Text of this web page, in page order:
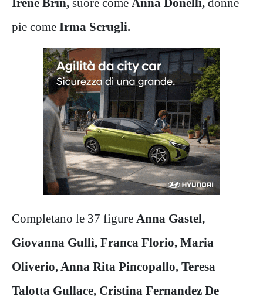
Irene Brin, suore come Anna Donelli, donne
pie come Irma Scrugli.
Completano le 37 figure Anna Gastel,
Giovanna Gullì, Franca Florio, Maria
Oliverio, Anna Rita Pincopallo, Teresa
Talotta Gullace, Cristina Fernandez De